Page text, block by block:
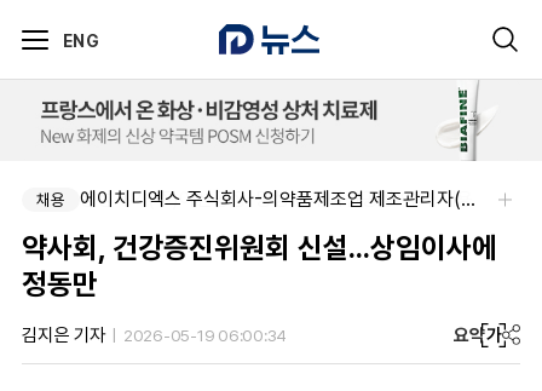
ENG
채용 동성제약(주)아산공장-동성제약 아산공장 약사 채용
채용 에이치디엑스 주식회사-의약품제조업 제조관리자(약사) 채용
약사회, 건강증진위원회 신설...상임이사에
정동만
김지은 기자 2026-05-19 06:00:34 요약가